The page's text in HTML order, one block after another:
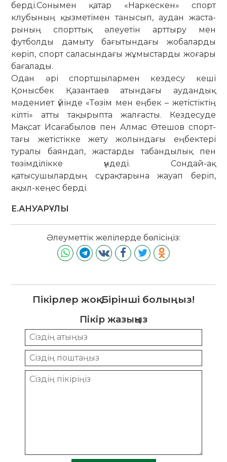
берді.Сонымен қатар «Наркескен» спорт
клубының қыз­метімен танысып, ау­дан жаста­
ры­ның спорттық әлеуетін арт­­тыру мен
футболды дамыту бағы­тын­дағы жо­баларды
көріп, спорт са­ла­сындағы жұ­мыстарды жоғары
баға­ла­ды.
Одан әрі спортшылармен кездесу кеші
Қонысбек Қазантаев атындағы ау­дандық
мәдениет үйінде «Төзім мен еңбек – жетістіктің
кілті» атты та­қырыпта жалғасты. Кездесуде
Мақсат Исағабылов пен Алмас Өтешов спорт­
тағы жетістікке жету жолындағы ең­бектері
туралы баяндап, жастарды та­бандылық пен
төзімділікке үндеді. Сондай-ақ
қатысушылардың сұрақта­рына жауап беріп,
ақыл-кеңес берді.
Е.АНУАРҰЛЫ
Әлеуметтік желілерде бөлісіңіз:
Пікірлер жоқ. Бірінші болыңыз!
Пікір жазыңыз